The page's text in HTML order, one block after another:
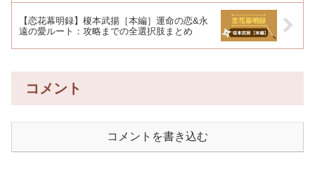
【恋花幕明録】榎本武揚［本編］運命の恋&永
遠の愛ルート：攻略までの全選択肢まとめ
コメント
コメントを書き込む